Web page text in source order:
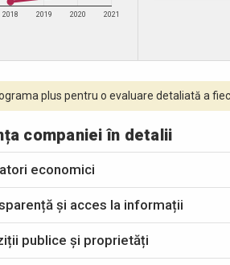
2018 2019 2020 2021
plus pentru o evaluare detaliată a
companiei în detalii
economici
și acces la informații
publice și proprietăți